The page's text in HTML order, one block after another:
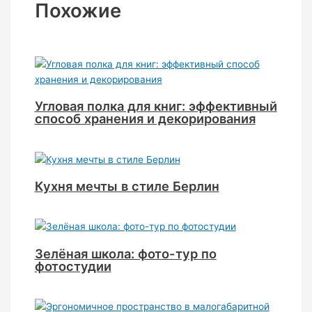
Похожие
Угловая полка для книг: эффективный
способ хранения и декорирования
Кухня мечты в стиле Берлин
Зелёная школа: фото-тур по
фотостудии